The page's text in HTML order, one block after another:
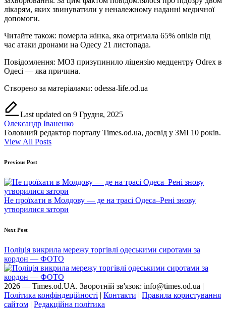
лікарям, яких звинуватили у неналежному наданні медичної
допомоги.
Читайте також: померла жінка, яка отримала 65% опіків під
час атаки дронами на Одесу 21 листопада.
Повідомлення: МОЗ призупинило ліцензію медцентру Odrex в
Одесі — яка причина.
Створено за матеріалами: odessa-life.od.ua
Last updated on 9 Грудня, 2025
Олександр Іваненко
Головний редактор порталу Times.od.ua, досвід у ЗМІ 10 років.
View All Posts
Post
navigation
Previous Post
Не проїхати в Молдову — де на трасі Одеса–Рені знову
утворилися затори
Next Post
Поліція викрила мережу торгівлі одеськими сиротами за
кордон — ФОТО
2026 — Times.od.UA. Зворотній зв'язок: info@times.od.ua |
Політика конфіндеційності | Контакти | Правила користування
сайтом | Редакційна політика